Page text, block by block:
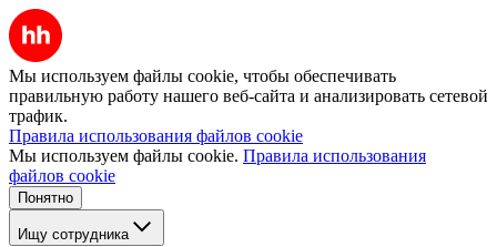
Мы используем файлы cookie, чтобы обеспечивать
правильную работу нашего веб-сайта и анализировать сетевой
трафик.
Правила использования файлов cookie
Мы используем файлы cookie. Правила использования
файлов cookie
Понятно
Ищу сотрудника